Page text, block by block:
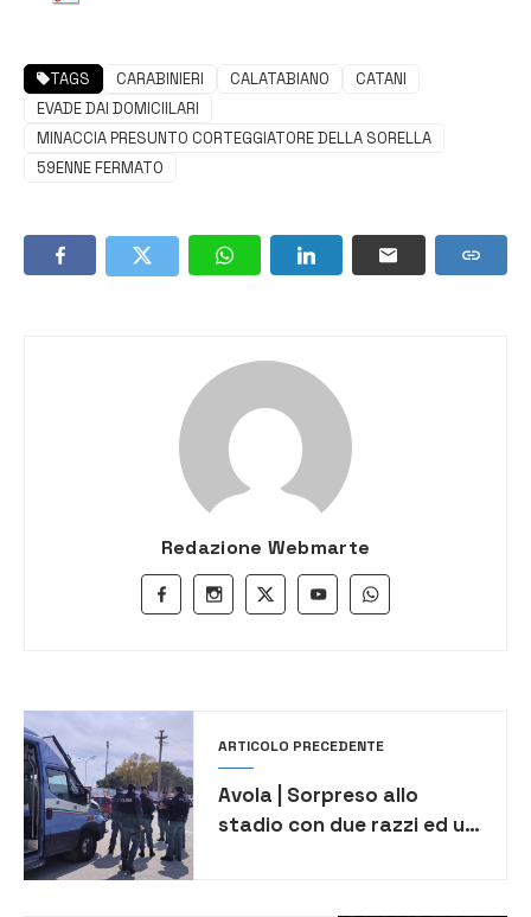
TAGS CARABINIERI CALATABIANO
CATANI
EVADE DAI DOMICIILARI
MINACCIA PRESUNTO CORTEGGIATORE DELLA SORELLA
59ENNE FERMATO
Redazione Webmarte
ARTICOLO PRECEDENTE
Avola | Sorpreso allo
stadio con due razzi ed un